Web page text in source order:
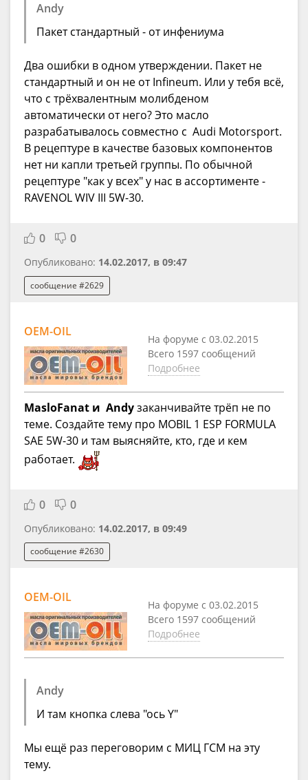
Andy
Пакет стандартный - от инфениума
Два ошибки в одном утверждении. Пакет не
стандартный и он не от Infineum. Или у тебя всё,
что с трёхвалентным молибденом
автоматически от него? Это масло
разрабатывалось совместно с Audi Motorsport.
В рецептуре в качестве базовых компонентов
нет ни капли третьей группы. По обычной
рецептуре "как у всех" у нас в ассортименте -
RAVENOL WIV III 5W-30.
0 0
Опубликовано: 14.02.2017, в 09:47
сообщение #2629
OEM-OIL
На форуме с 03.02.2015
Всего 1597 сообщений
Подробнее
MasloFanat и Andyзаканчивайте трёп не по
теме. Создайте тему про MOBIL 1 ESP FORMULA
SAE 5W-30 и там выясняйте, кто, где и кем
работает.
0 0
Опубликовано: 14.02.2017, в 09:49
сообщение #2630
OEM-OIL
На форуме с 03.02.2015
Всего 1597 сообщений
Подробнее
Andy
И там кнопка слева "ось Y"
Мы ещё раз переговорим с МИЦ ГСМ на эту
тему.